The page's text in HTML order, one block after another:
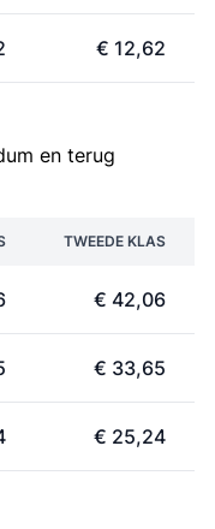
€ 12,62
en terug
TWEEDE KLAS
€ 42,06
€ 33,65
€ 25,24